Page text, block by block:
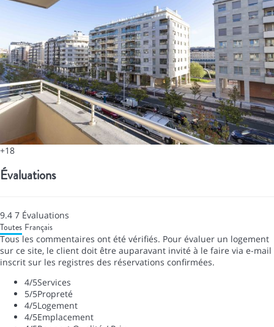
+18
Évaluations
9.4 7 Évaluations
Toutes Français
Tous les commentaires ont été vérifiés. Pour évaluer un logement
sur ce site, le client doit être auparavant invité à le faire via e-mail
inscrit sur les registres des réservations confirmées.
4/5Services
5/5Propreté
4/5Logement
4/5Emplacement